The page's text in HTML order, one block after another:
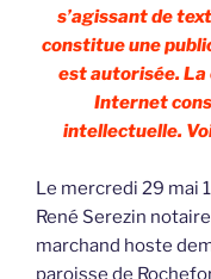
s’agissant de
constitue une
est autorisée. La
Internet
intellectuelle.
Le mercredi 29 mai
René Serezin
marchand hoste
paroisse de